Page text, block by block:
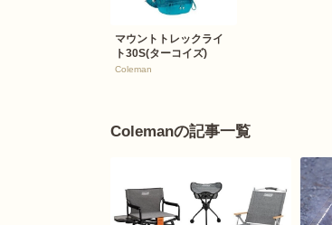
マウントトレックライ
ト30S(ターコイズ)
Coleman
Colemanの記事一覧